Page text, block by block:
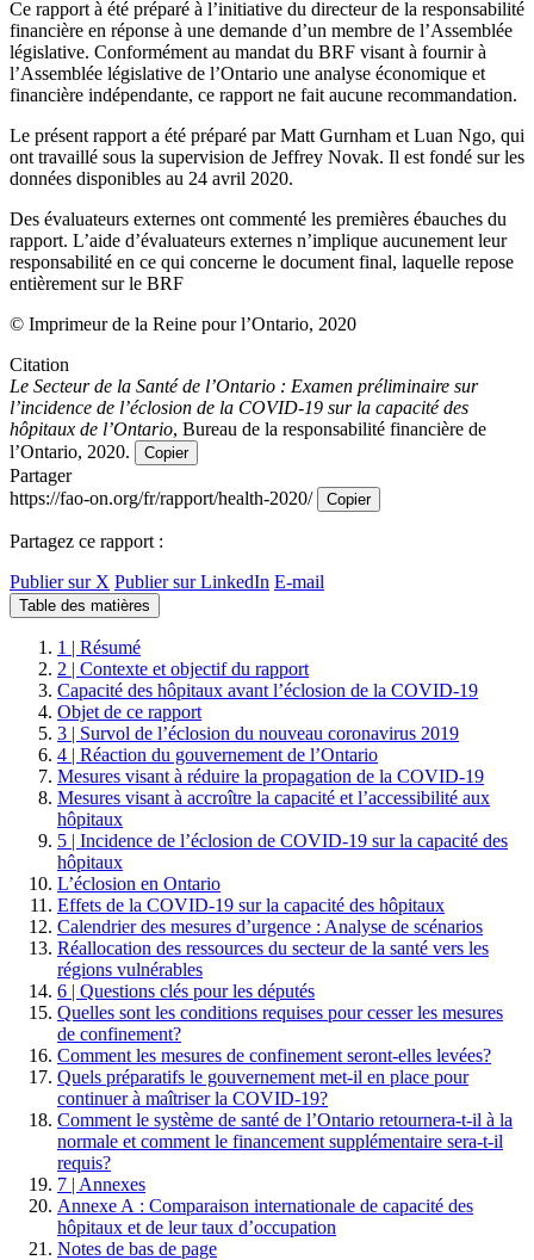
Ce rapport à été préparé à l’initiative du directeur de la responsabilité
financière en réponse à une demande d’un membre de l’Assemblée
législative. Conformément au mandat du BRF visant à fournir à
l’Assemblée législative de l’Ontario une analyse économique et
financière indépendante, ce rapport ne fait aucune recommandation.
Le présent rapport a été préparé par Matt Gurnham et Luan Ngo, qui
ont travaillé sous la supervision de Jeffrey Novak. Il est fondé sur les
données disponibles au 24 avril 2020.
Des évaluateurs externes ont commenté les premières ébauches du
rapport. L’aide d’évaluateurs externes n’implique aucunement leur
responsabilité en ce qui concerne le document final, laquelle repose
entièrement sur le BRF
© Imprimeur de la Reine pour l’Ontario, 2020
Citation
Le Secteur de la Santé de l’Ontario : Examen préliminaire sur
l’incidence de l’éclosion de la COVID-19 sur la capacité des
hôpitaux de l’Ontario, Bureau de la responsabilité financière de
l’Ontario, 2020.
Copier
Partager
https://fao-on.org/fr/rapport/health-2020/
Copier
Partagez ce rapport :
Publier sur X Publier sur LinkedIn E-mail
Table des matières
1 | Résumé
2 | Contexte et objectif du rapport
Capacité des hôpitaux avant l’éclosion de la COVID-19
Objet de ce rapport
3 | Survol de l’éclosion du nouveau coronavirus 2019
4 | Réaction du gouvernement de l’Ontario
Mesures visant à réduire la propagation de la COVID-19
Mesures visant à accroître la capacité et l’accessibilité aux
hôpitaux
5 | Incidence de l’éclosion de COVID-19 sur la capacité des
hôpitaux
L’éclosion en Ontario
Effets de la COVID-19 sur la capacité des hôpitaux
Calendrier des mesures d’urgence : Analyse de scénarios
Réallocation des ressources du secteur de la santé vers les
régions vulnérables
6 | Questions clés pour les députés
Quelles sont les conditions requises pour cesser les mesures
de confinement?
Comment les mesures de confinement seront-elles levées?
Quels préparatifs le gouvernement met-il en place pour
continuer à maîtriser la COVID-19?
Comment le système de santé de l’Ontario retournera-t-il à la
normale et comment le financement supplémentaire sera-t-il
requis?
7 | Annexes
Annexe A : Comparaison internationale de capacité des
hôpitaux et de leur taux d’occupation
Notes de bas de page